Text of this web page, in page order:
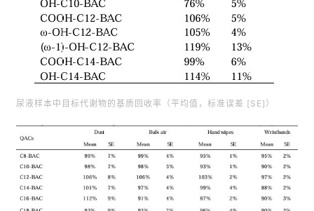
尿液样本中目标代谢物的基质回收率（平均值，标准误差 [SE]）